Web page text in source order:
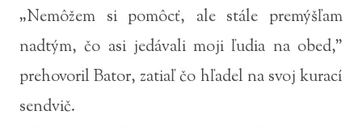
„Nemôžem si pomôcť, ale stále premýšľam
nadtým, čo asi jedávali moji ľudia na obed,”
prehovoril Bator, zatiaľ čo hľadel na svoj kurací
sendvič.